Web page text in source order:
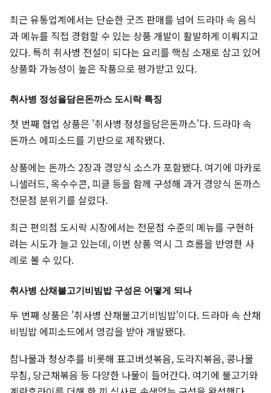
최근 유통업계에서는 단순한 굿즈 판매를 넘어 드라마 속 음식
과 메뉴를 직접 경험할 수 있는 상품 개발이 활발하게 이뤄지고
있다. 특히 취사병 전설이 되다는 요리를 핵심 소재로 삼고 있어
상품화 가능성이 높은 작품으로 평가받고 있다.
취사병 정성을담은돈까스 도시락 특징
첫 번째 협업 상품은 '취사병 정성을담은돈까스'다. 드라마 속
돈까스 에피소드를 기반으로 제작됐다.
상품에는 돈까스 2장과 경양식 소스가 포함됐다. 여기에 마카로
니샐러드, 옥수수콘, 피클 등을 함께 구성해 과거 경양식 돈까스
전문점 분위기를 살렸다.
최근 편의점 도시락 시장에서는 전문점 수준의 메뉴를 구현하
려는 시도가 늘고 있는데, 이번 상품 역시 그 흐름을 반영한 사
례로 볼 수 있다.
취사병 산채불고기비빔밥 구성은 어떻게 되나
두 번째 상품은 '취사병 산채불고기비빔밥'이다. 드라마 속 산채
비빔밥 에피소드에서 영감을 받아 개발됐다.
참나물과 청상추를 비롯해 표고버섯볶음, 도라지볶음, 콩나물
무침, 당근채볶음 등 다양한 나물이 들어간다. 여기에 불고기와